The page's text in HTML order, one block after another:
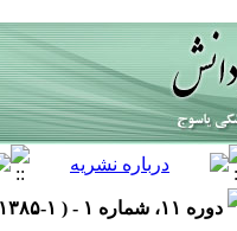
دوره ۱۱، شماره ۱ - ( ۱-۱۳۸۵ )